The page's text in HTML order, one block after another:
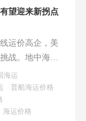
望迎来新拐点
运价高企，美
战。地中海航
森罗商船直接
，全球航运市
求下降共同作
机，优化物流
海运
普船海运价格
海运价格